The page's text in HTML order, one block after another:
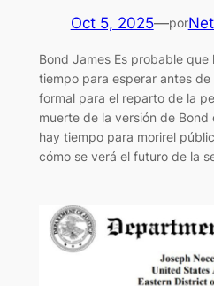
Oct 5, 2025—por
Bond James Es probable
tiempo para esperar antes
formal para el reparto de la
muerte de la versión de Bond
hay tiempo para morirel
cómo se verá el futuro de la